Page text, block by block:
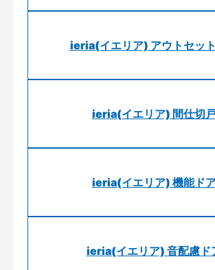
ieria(イエリア) アウトセッ
ieria(イエリア) 間仕切
ieria(イエリア) 機能ド
ieria(イエリア) 音配慮ド